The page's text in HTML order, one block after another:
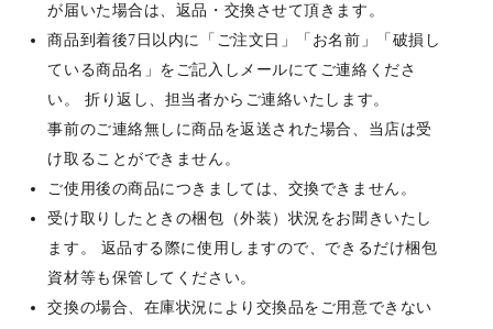
が届いた場合は、返品・交換させて頂きます。
商品到着後7日以内に「ご注文日」「お名前」「破損し
ている商品名」をご記入しメールにてご連絡くださ
い。 折り返し、担当者からご連絡いたします。
事前のご連絡無しに商品を返送された場合、当店は受
け取ることができません。
ご使用後の商品につきましては、交換できません。
受け取りしたときの梱包（外装）状況をお聞きいたし
ます。 返品する際に使用しますので、できるだけ梱包
資材等も保管してください。
交換の場合、在庫状況により交換品をご用意できない